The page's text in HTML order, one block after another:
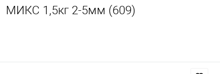
МИКС 1,5кг 2-5мм (609)